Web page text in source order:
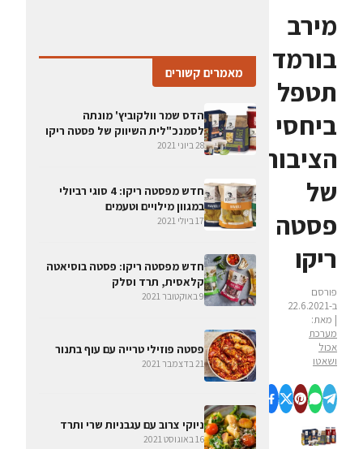
מירב
בורמד
תטפל
ביחסי
הציבור
של
פסטה
ריקו
פורסם
ב-22.6.2021
| מאת:
מערכת
אכול
ושאטו
מאמרים קשורים
הדס שמר וולקוביץ' מונתה
לסמנכ"לית השיווק של פסטה ריקו
28 ביוני 2021
חדש מפסטה ריקו: 4 סוגי רביולי
במגוון מילויים וטעמים
17 ביולי 2021
חדש מפסטה ריקו: פסטה בוסיאטה
קלאסית, תרד וסלק
9 באוקטובר 2021
פסטה פוזילי טרייה עם עוף בתנור
21 בדצמבר 2021
ניוקי צרוב עם עגבניות שרי ותרד
16 באוגוסט 2021